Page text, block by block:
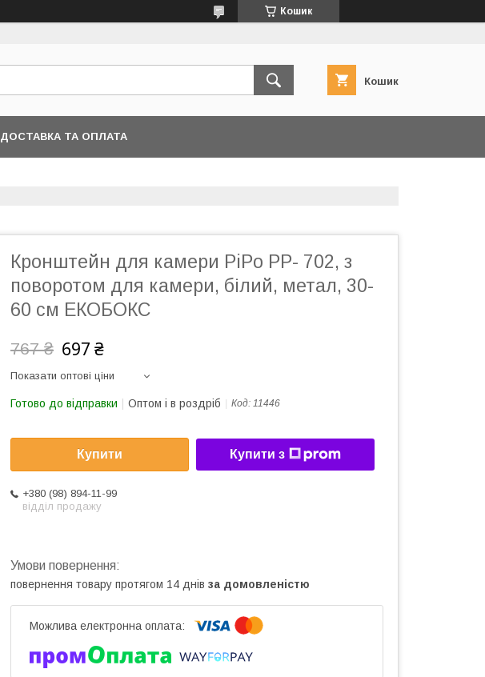
Кошик
Кошик
ДОСТАВКА ТА ОПЛАТА
Кронштейн для камери PiPo PP- 702, з
поворотом для камери, білий, метал, 30-
60 см ЕКОБОКС
767 ₴ 697 ₴
Показати оптові ціни
Готово до відправки Оптом і в роздріб Код: 11446
Купити Купити з
+380 (98) 894-11-99
відділ продажу
повернення товару протягом 14 днів за домовленістю